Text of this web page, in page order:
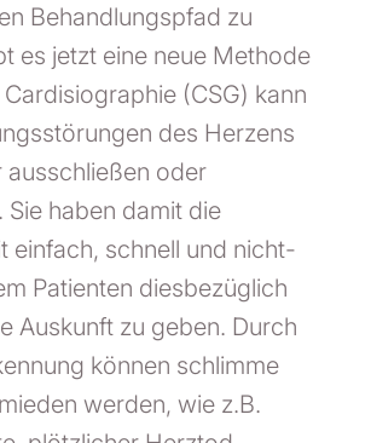
Behandlungspfad zu
es jetzt eine neue Methode
Cardisiographie (CSG) kann
des Herzens
ausschließen oder
Sie haben damit die
einfach, schnell und nicht-
Patienten diesbezüglich
Auskunft zu geben. Durch
können schlimme
werden, wie z.B.